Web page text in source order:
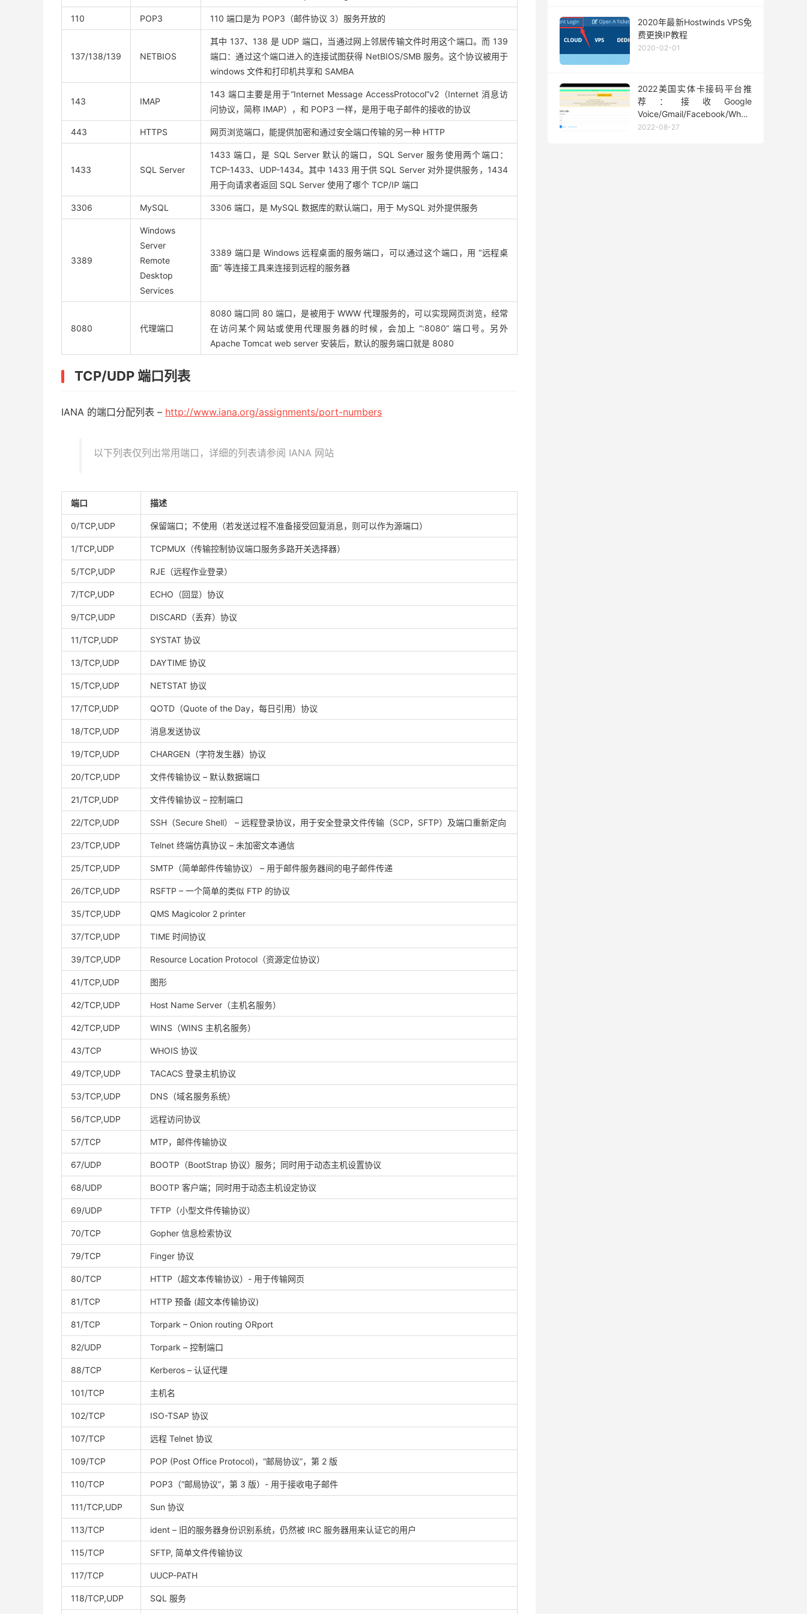
110 POP3 110 端口是为 POP3（邮件协议 3）服务开放的
137/138/139 NETBIOS
其中 137、138 是 UDP 端口，当通过网上邻居传输文件时用这个端口。而 139
端口：通过这个端口进入的连接试图获得 NetBIOS/SMB 服务。这个协议被用于
windows 文件和打印机共享和 SAMBA
143 IMAP
143 端口主要是用于“Internet Message AccessProtocol”v2（Internet 消息访
问协议，简称 IMAP），和 POP3 一样，是用于电子邮件的接收的协议
443 HTTPS 网页浏览端口，能提供加密和通过安全端口传输的另一种 HTTP
1433 SQL Server
1433 端口，是 SQL Server 默认的端口，SQL Server 服务使用两个端口：
TCP-1433、UDP-1434。其中 1433 用于供 SQL Server 对外提供服务，1434
用于向请求者返回 SQL Server 使用了哪个 TCP/IP 端口
3306 MySQL 3306 端口，是 MySQL 数据库的默认端口，用于 MySQL 对外提供服务
3389
Windows
Server
Remote
Desktop
Services
3389 端口是 Windows 远程桌面的服务端口，可以通过这个端口，用 “远程桌
面” 等连接工具来连接到远程的服务器
8080 代理端口
8080 端口同 80 端口，是被用于 WWW 代理服务的，可以实现网页浏览，经常
在访问某个网站或使用代理服务器的时候，会加上 “:8080” 端口号。另外
Apache Tomcat web server 安装后，默认的服务端口就是 8080
TCP/UDP 端口列表
IANA 的端口分配列表 – http://www.iana.org/assignments/port-numbers
以下列表仅列出常用端口，详细的列表请参阅 IANA 网站
端口 描述
0/TCP,UDP 保留端口；不使用（若发送过程不准备接受回复消息，则可以作为源端口）
1/TCP,UDP TCPMUX（传输控制协议端口服务多路开关选择器）
5/TCP,UDP RJE（远程作业登录）
7/TCP,UDP ECHO（回显）协议
9/TCP,UDP DISCARD（丢弃）协议
11/TCP,UDP SYSTAT 协议
13/TCP,UDP DAYTIME 协议
15/TCP,UDP NETSTAT 协议
17/TCP,UDP QOTD（Quote of the Day，每日引用）协议
18/TCP,UDP 消息发送协议
19/TCP,UDP CHARGEN（字符发生器）协议
20/TCP,UDP 文件传输协议 – 默认数据端口
21/TCP,UDP 文件传输协议 – 控制端口
22/TCP,UDP SSH（Secure Shell） – 远程登录协议，用于安全登录文件传输（SCP，SFTP）及端口重新定向
23/TCP,UDP Telnet 终端仿真协议 – 未加密文本通信
25/TCP,UDP SMTP（简单邮件传输协议） – 用于邮件服务器间的电子邮件传递
26/TCP,UDP RSFTP – 一个简单的类似 FTP 的协议
35/TCP,UDP QMS Magicolor 2 printer
37/TCP,UDP TIME 时间协议
39/TCP,UDP Resource Location Protocol（资源定位协议）
41/TCP,UDP 图形
42/TCP,UDP Host Name Server（主机名服务）
42/TCP,UDP WINS（WINS 主机名服务）
43/TCP WHOIS 协议
49/TCP,UDP TACACS 登录主机协议
53/TCP,UDP DNS（域名服务系统）
56/TCP,UDP 远程访问协议
57/TCP MTP，邮件传输协议
67/UDP BOOTP（BootStrap 协议）服务；同时用于动态主机设置协议
68/UDP BOOTP 客户端；同时用于动态主机设定协议
69/UDP TFTP（小型文件传输协议）
70/TCP Gopher 信息检索协议
79/TCP Finger 协议
80/TCP HTTP（超文本传输协议）- 用于传输网页
81/TCP HTTP 预备 (超文本传输协议)
81/TCP Torpark – Onion routing ORport
82/UDP Torpark – 控制端口
88/TCP Kerberos – 认证代理
101/TCP 主机名
102/TCP ISO-TSAP 协议
107/TCP 远程 Telnet 协议
109/TCP POP (Post Office Protocol)，“邮局协议”，第 2 版
110/TCP POP3（“邮局协议”，第 3 版）- 用于接收电子邮件
111/TCP,UDP Sun 协议
113/TCP ident – 旧的服务器身份识别系统，仍然被 IRC 服务器用来认证它的用户
115/TCP SFTP, 简单文件传输协议
117/TCP UUCP-PATH
118/TCP,UDP SQL 服务
2020年最新Hostwinds VPS免
费更换IP教程
2020-02-01
2022美国实体卡接码平台推
荐：接收Google
Voice/Gmail/Facebook/Whatsapp
等短信验证码
2022-08-27